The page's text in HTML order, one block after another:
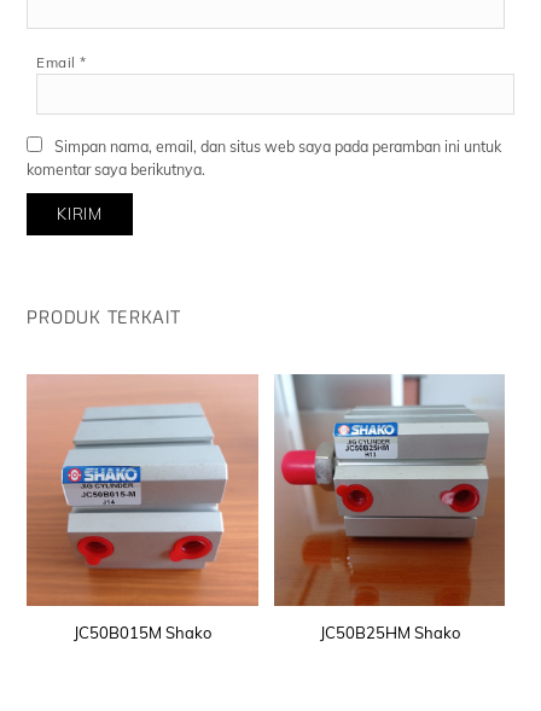
Email*
Simpan nama, email, dan situs web saya pada peramban ini untuk
komentar saya berikutnya.
PRODUK TERKAIT
JC50B015M Shako JC50B25HM Shako